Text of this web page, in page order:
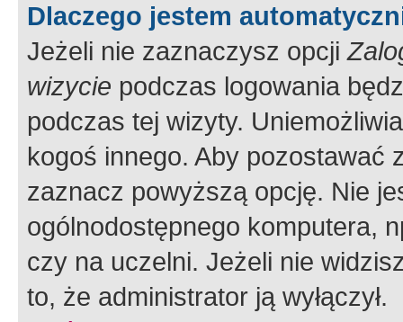
Dlaczego jestem
Jeżeli nie zaznaczysz opcji
wizycie podczas logowania
podczas tej wizyty.
kogoś innego. Aby pozostawać
zaznacz powyższą opcję. Nie
ogólnodostępnego komputera,
czy na uczelni. Jeżeli nie
to, że administrator ją wyłączył.